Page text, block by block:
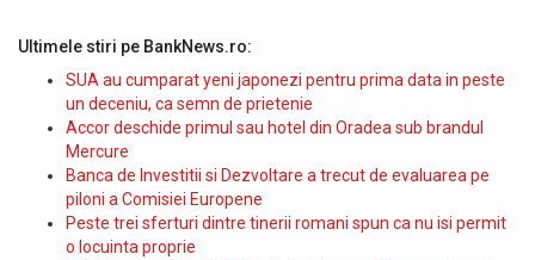
Ultimele stiri pe BankNews.ro:
SUA au cumparat yeni japonezi pentru prima data in peste
un deceniu, ca semn de prietenie
Accor deschide primul sau hotel din Oradea sub brandul
Mercure
Banca de Investitii si Dezvoltare a trecut de evaluarea pe
piloni a Comisiei Europene
Peste trei sferturi dintre tinerii romani spun ca nu isi permit
o locuinta proprie